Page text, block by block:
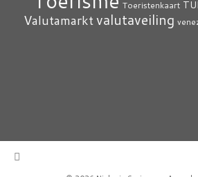
Toeristenkaart TUI
Valutamarktvalutaveiling